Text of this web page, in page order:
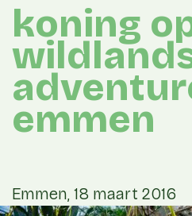
koning
emmen
Emmen, 18 maart 2016